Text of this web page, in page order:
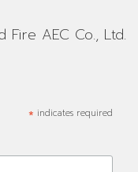
AEC Co., Ltd.
* indicates required